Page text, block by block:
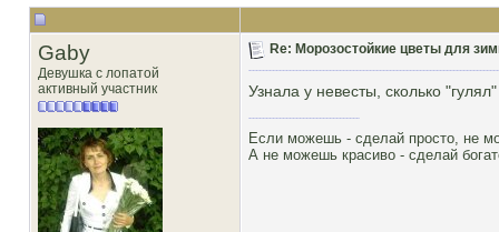
Gaby
Девушка с лопатой
активный участник
Re: Морозостойкие цветы для
Узнала у невесты, сколько
Если можешь - сделай просто, не
А не можешь красиво - сделай